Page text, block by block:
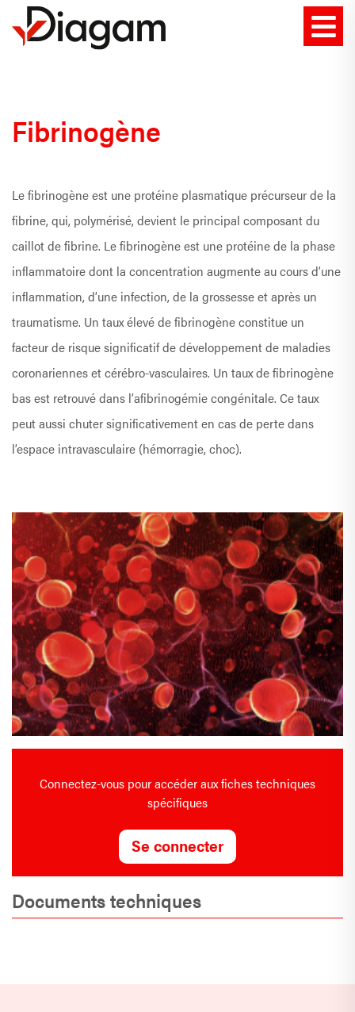
Fibrinogène
Le fibrinogène est une protéine plasmatique précurseur de la
fibrine, qui, polymérisé, devient le principal composant du
caillot de fibrine. Le fibrinogène est une protéine de la phase
inflammatoire dont la concentration augmente au cours d’une
inflammation, d’une infection, de la grossesse et après un
traumatisme. Un taux élevé de fibrinogène constitue un
facteur de risque significatif de développement de maladies
coronariennes et cérébro-vasculaires. Un taux de fibrinogène
bas est retrouvé dans l’afibrinogémie congénitale. Ce taux
peut aussi chuter significativement en cas de perte dans
l’espace intravasculaire (hémorragie, choc).
Connectez-vous pour accéder aux fiches techniques
spécifiques
Se connecter
Documents techniques